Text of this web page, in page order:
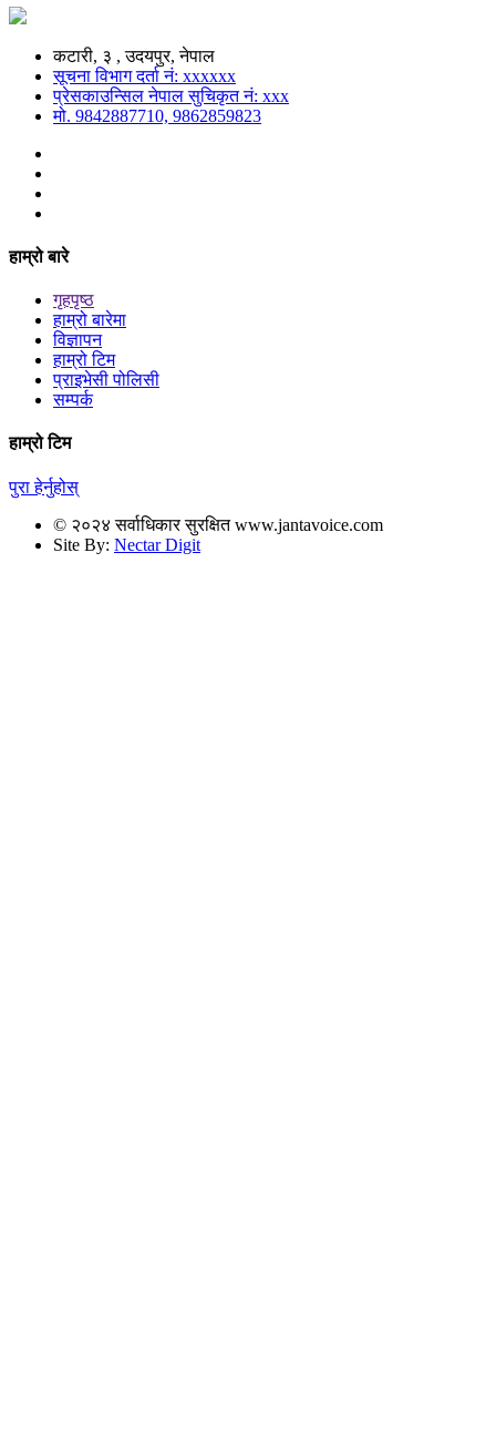
कटारी, ३ , उदयपुर, नेपाल
सूचना विभाग दर्ता नं: xxxxxx
प्रेसकाउन्सिल नेपाल सुचिकृत नं: xxx
मो. 9842887710, 9862859823
हाम्रो बारे
गृहपृष्ठ
हाम्रो बारेमा
विज्ञापन
हाम्रो टिम
प्राइभेसी पोलिसी
सम्पर्क
हाम्रो टिम
पुरा हेर्नुहोस्
© २०२४ सर्वाधिकार सुरक्षित www.jantavoice.com
Site By: Nectar Digit